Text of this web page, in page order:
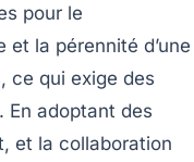
pour le
la pérennité d’une
ce qui exige des
En adoptant des
, et la collaboration